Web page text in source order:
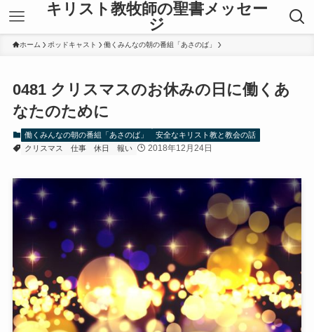
キリスト教牧師の聖書メッセー
ジ
ホーム ポッドキャスト 働くみんなの朝の番組「あさのば」
0481 クリスマスのお休みの日に働くあ
なたのために
働くみんなの朝の番組「あさのば」
安全なキリスト教と教会の話
クリスマス
仕事 休日 報い 2018年12月24日